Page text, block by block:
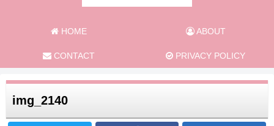
HOME ABOUT
CONTACT PRIVACY POLICY
img_2140